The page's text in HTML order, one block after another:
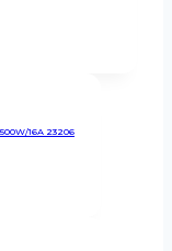
16А 23206